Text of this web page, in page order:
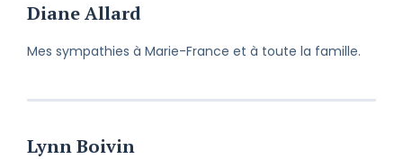
Diane Allard
Mes sympathies à Marie-France et à toute la famille.
Lynn Boivin